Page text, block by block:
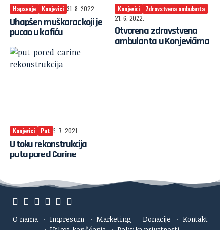
Hapsenje Konjevici 31. 8. 2022.
Uhapšen muškarac koji je
pucao u kafiću
Konjevici
Zdravstvena ambulanta
21. 6. 2022.
Otvorena zdravstvena
ambulanta u Konjevićima
Konjevici Put 5. 7. 2021.
U toku rekonstrukcija
puta pored Carine
O nama · Impresum · Marketing · Donacije · Kontakt